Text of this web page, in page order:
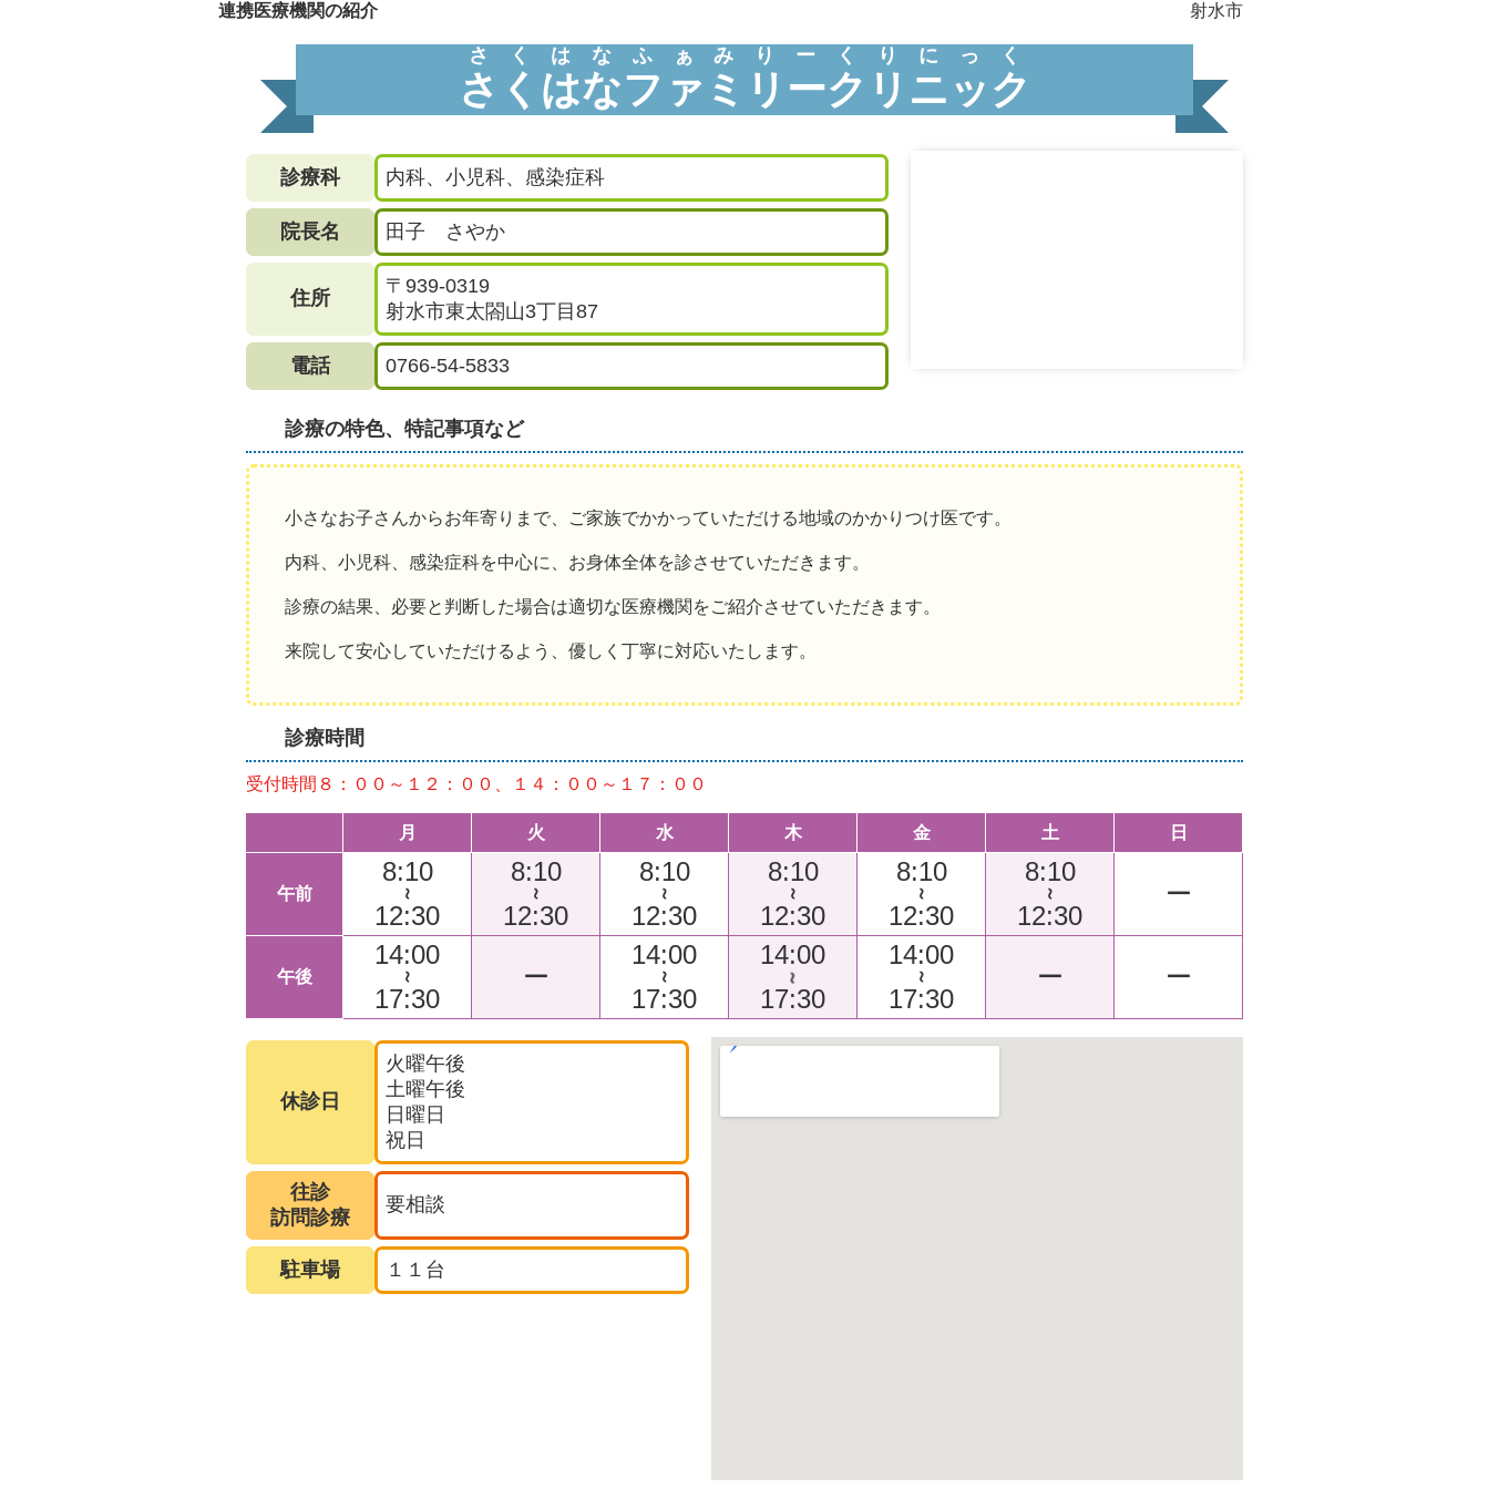
射水市
さくはなファミリークリニック
さくはなふぁみりーくりにっく
診療科 内科、小児科、感染症科
院長名 田子 さやか
住所
〒939-0319
射水市東太閤山3丁目87
電話 0766-54-5833
診療の特色、特記事項など
小さなお子さんからお年寄りまで、ご家族でかかっていただける地域のかかりつけ医です。
内科、小児科、感染症科を中心に、お身体全体を診させていただきます。
診療の結果、必要と判断した場合は適切な医療機関をご紹介させていただきます。
来院して安心していただけるよう、優しく丁寧に対応いたします。
診療時間
受付時間８：００～１２：００、１４：００～１７：００
月 火 水 木 金 土 日
午前
8:10
～
12:30
8:10
～
12:30
8:10
～
12:30
8:10
～
12:30
8:10
～
12:30
8:10
～
12:30
ー
午後
14:00
～
17:30
ー
14:00
～
17:30
14:00
～
17:30
14:00
～
17:30
ー ー
休診日
火曜午後
土曜午後
日曜日
祝日
往診
訪問診療
要相談
駐車場 １１台
連携医療機関の紹介